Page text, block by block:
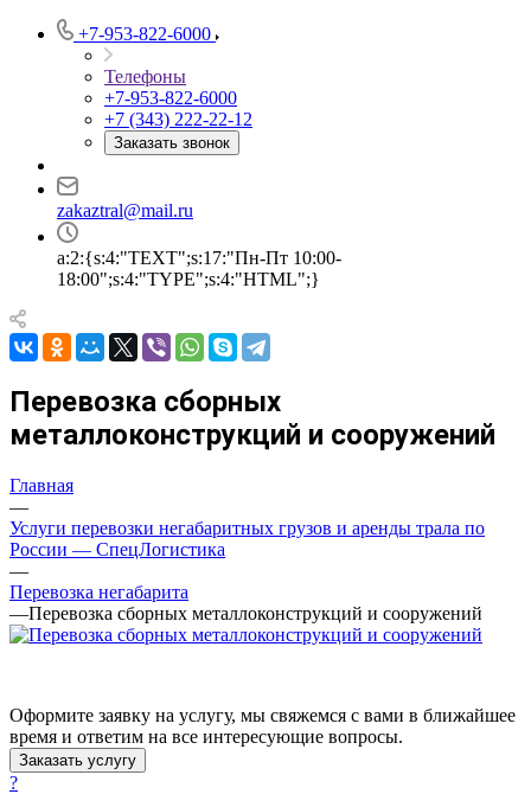
+7-953-822-6000
Телефоны
+7-953-822-6000
+7 (343) 222-22-12
Заказать звонок
zakaztral@mail.ru
a:2:{s:4:"TEXT";s:17:"Пн-Пт 10:00-
18:00";s:4:"TYPE";s:4:"HTML";}
Перевозка сборных
металлоконструкций и сооружений
Главная
—
Услуги перевозки негабаритных грузов и аренды трала по
России — СпецЛогистика
—
Перевозка негабарита
—Перевозка сборных металлоконструкций и сооружений
Оформите заявку на услугу, мы свяжемся с вами в ближайшее
время и ответим на все интересующие вопросы.
Заказать услугу
?